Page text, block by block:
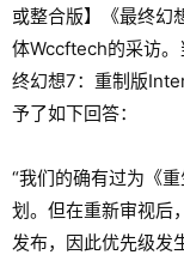
或整合版】《最终幻
体Wccftech的采访
终幻想7：重制版
予了如下回答：
“我们的确有过为《
划。但在重新审视后
发布，因此优先级发